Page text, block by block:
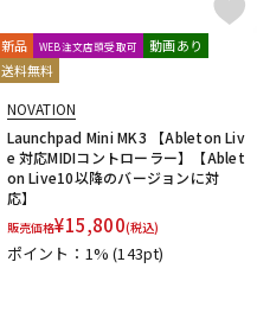
新品 WEB注文店頭受取可
動画あり
送料無料
NOVATION
Launchpad Mini MK3 【Ableton Liv
e 対応MIDIコントローラー】【Ablet
on Live10以降のバージョンに対
応】
販売価格¥15,800(税込)
ポイント：1%(143pt)